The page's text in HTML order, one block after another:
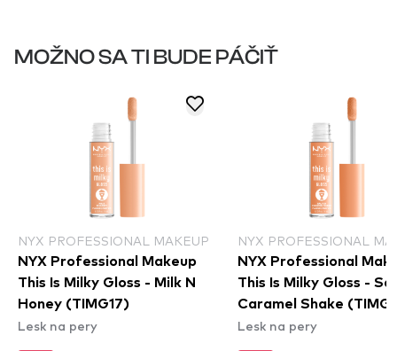
MOŽNO SA TI BUDE PÁČIŤ
NYX PROFESSIONAL MAKEUP
NYX Professional Makeup
This Is Milky Gloss - Milk N
Honey (TIMG17)
Lesk na pery
NYX PROFESSIONAL
NYX Professional
This Is Milky Gloss -
Caramel Shake
Lesk na pery